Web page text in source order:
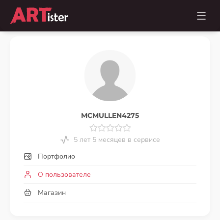
MCMULLEN4275
5 лет 5 месяцев в сервисе
Портфолио
О пользователе
Магазин